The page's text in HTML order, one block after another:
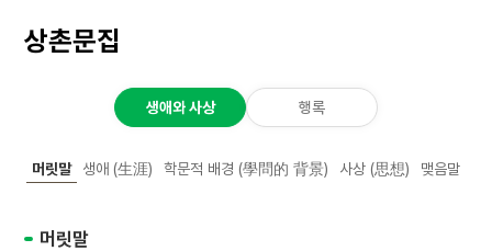
상촌문집
생애와 사상 행록
머릿말 생애 (生涯) 학문적 배경 (學問的 背景) 사상 (思想) 맺음말
머릿말